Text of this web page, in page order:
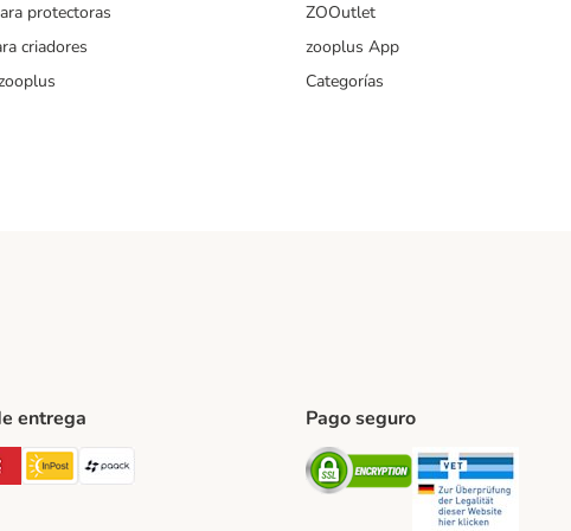
protectoras
criadores
ZOOutlet
zooplus App
Categorías
entrega
Shipping Method
CTTExpress Shipping Method
InPost Shipping Method
paack Shipping Method
Pago seguro
Security